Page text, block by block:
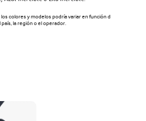
colores y modelos podría variar en función d
país, la región o el operador.